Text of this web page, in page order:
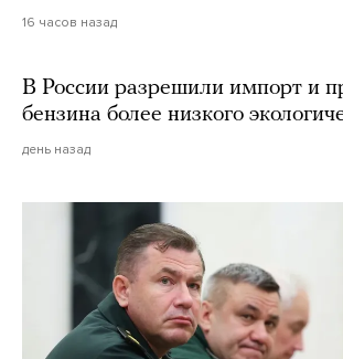
16 часов назад
В России разрешили импорт и
бензина более низкого
день назад